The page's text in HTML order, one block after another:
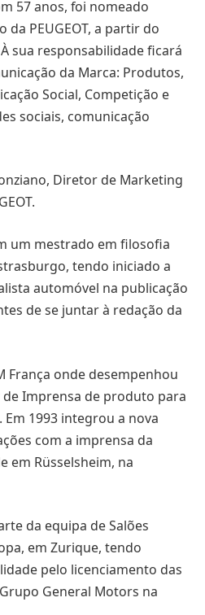
57 anos, foi nomeado
PEUGEOT, a partir do
sua responsabilidade ficará
da Marca: Produtos,
Social, Competição e
sociais, comunicação
Diretor de Marketing
um mestrado em filosofia
tendo iniciado a
automóvel na publicação
de se juntar à redação da
França onde desempenhou
de Imprensa de produto para
Em 1993 integrou a nova
com a imprensa da
em Rüsselsheim, na
da equipa de Salões
em Zurique, tendo
pelo licenciamento das
General Motors na